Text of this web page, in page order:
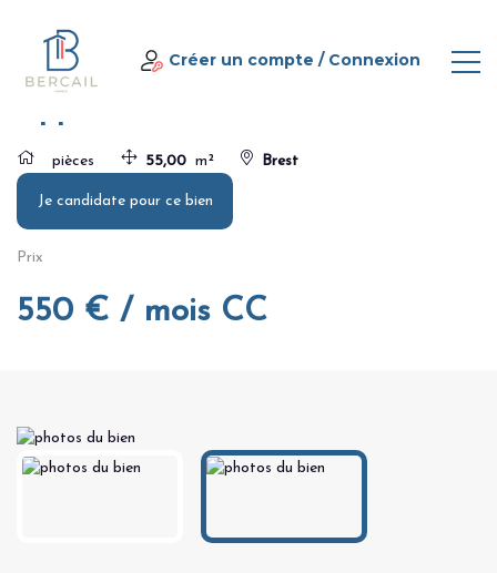
Créer un compte / Connexion
Home
pièces 55,00 m² Brest
Je candidate pour ce bien
Prix
550 € / mois CC